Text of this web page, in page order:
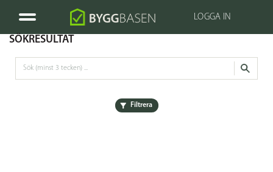
LOGGA IN
SÖKRESULTAT
Filtrera